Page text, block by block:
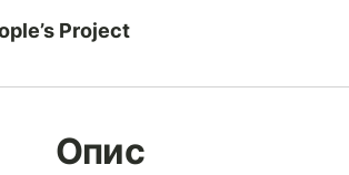
Project
Опис